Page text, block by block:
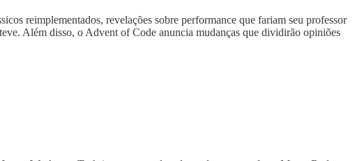
reimplementados, revelações sobre performance que fariam seu professor
Além disso, o Advent of Code anuncia mudanças que dividirão opiniões